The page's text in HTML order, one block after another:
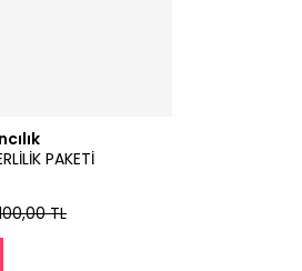
PAKETİ
TL